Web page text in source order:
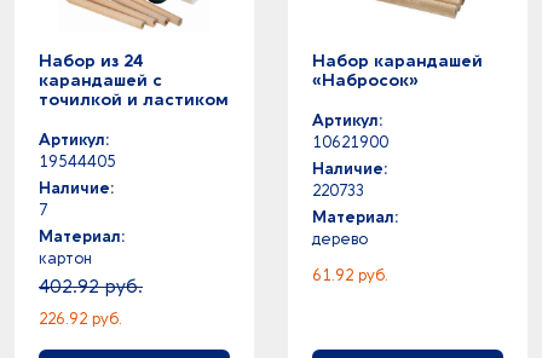
Набор из 24
карандашей с
точилкой и ластиком
Артикул:
19544405
Наличие:
7
Материал:
картон
402.92 руб.
226.92 руб.
Набор карандашей
«Набросок»
Артикул:
10621900
Наличие:
220733
Материал:
дерево
61.92 руб.